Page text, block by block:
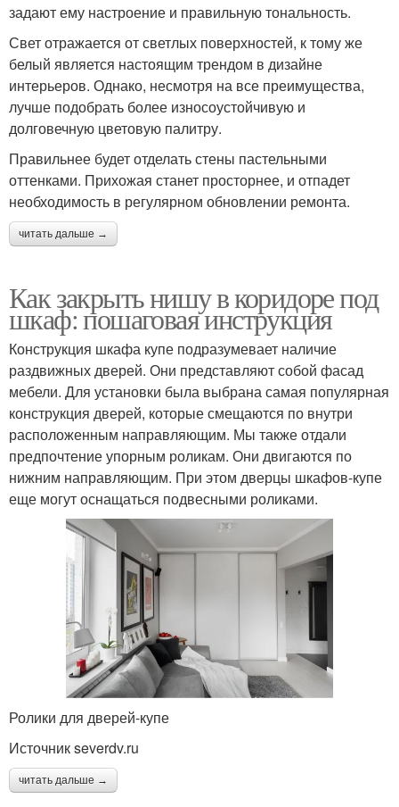
задают ему настроение и правильную тональность.
Свет отражается от светлых поверхностей, к тому же
белый является настоящим трендом в дизайне
интерьеров. Однако, несмотря на все преимущества,
лучше подобрать более износоустойчивую и
долговечную цветовую палитру.
Правильнее будет отделать стены пастельными
оттенками. Прихожая станет просторнее, и отпадет
необходимость в регулярном обновлении ремонта.
читать дальше →
Как закрыть нишу в коридоре под
шкаф: пошаговая инструкция
Конструкция шкафа купе подразумевает наличие
раздвижных дверей. Они представляют собой фасад
мебели. Для установки была выбрана самая популярная
конструкция дверей, которые смещаются по внутри
расположенным направляющим. Мы также отдали
предпочтение упорным роликам. Они двигаются по
нижним направляющим. При этом дверцы шкафов-купе
еще могут оснащаться подвесными роликами.
Ролики для дверей-купе
Источник severdv.ru
читать дальше →